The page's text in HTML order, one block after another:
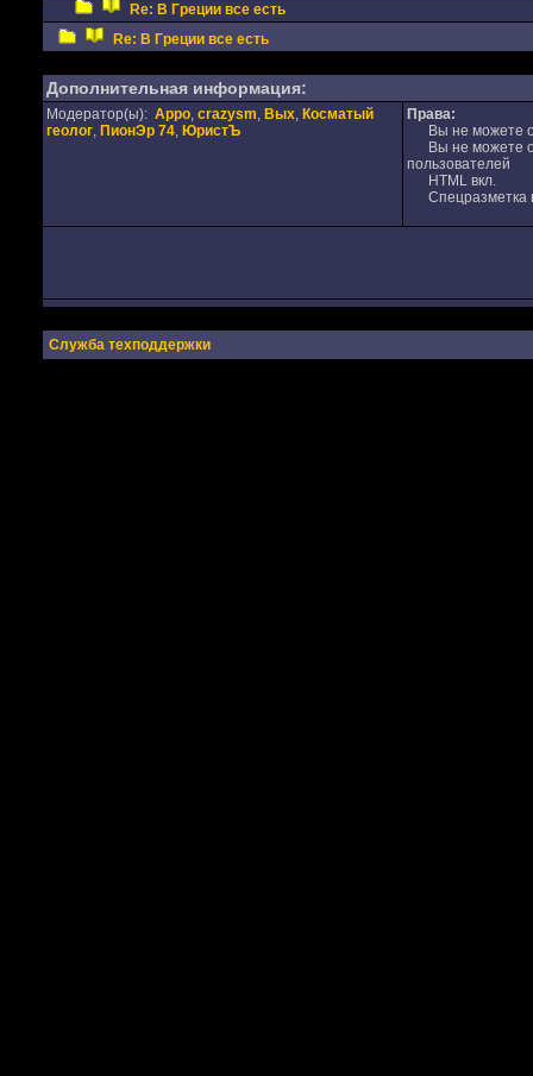
Re: В Греции все есть
Re: В Греции все есть
Дополнительная информация:
Модератор(ы): Appo, crazysm, Вых, Косматый
геолог, ПионЭр 74, ЮристЪ
Права:
Вы не можете
Вы не можете
пользователей
HTML вкл.
Спецразметка
Служба техподдержки